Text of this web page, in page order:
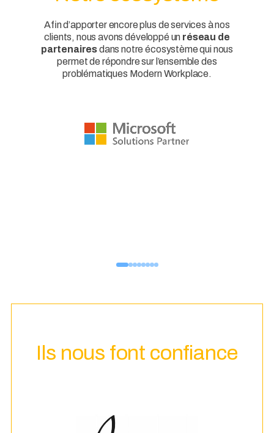
Afin d’apporter encore plus de services à nos
clients, nous avons développé un réseau de
partenairesdans notre écosystème qui nous
permet de répondre sur l’ensemble des
problématiques Modern Workplace.
Ils nous font confiance